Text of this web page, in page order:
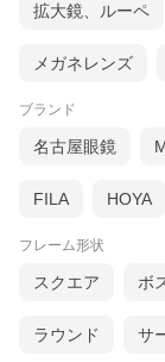
拡大鏡、ルーペ
メガネレンズ
ブランド
名古屋眼鏡
FILA HOYA
フレーム形状
スクエア ボ
ラウンド サ